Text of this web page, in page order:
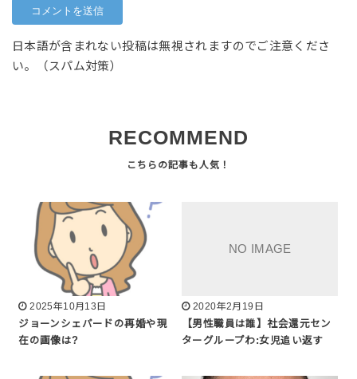
日本語が含まれない投稿は無視されますのでご注意くださ
い。（スパム対策）
RECOMMEND
2025年10月13日
ジョーンシェパードの再婚や現
在の画像は?
2020年2月19日
【男性職員は誰】社会還元セン
ターグループわ:女児追い返す